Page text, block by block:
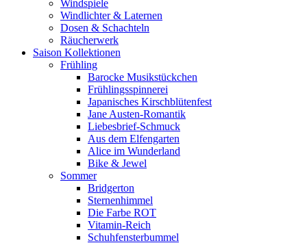
Windspiele
Windlichter & Laternen
Dosen & Schachteln
Räucherwerk
Saison Kollektionen
Frühling
Barocke Musikstückchen
Frühlingsspinnerei
Japanisches Kirschblütenfest
Jane Austen-Romantik
Liebesbrief-Schmuck
Aus dem Elfengarten
Alice im Wunderland
Bike & Jewel
Sommer
Bridgerton
Sternenhimmel
Die Farbe ROT
Vitamin-Reich
Schuhfensterbummel